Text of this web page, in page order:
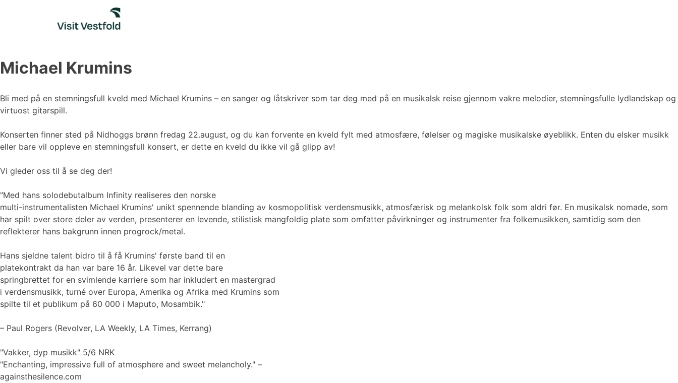
Michael Krumins
Bli med på en stemningsfull kveld med Michael Krumins – en sanger og låtskriver som tar deg med på en musikalsk reise gjennom vakre melodier, stemningsfulle lydlandskap og
virtuost gitarspill.
Konserten finner sted på Nidhoggs brønn fredag 22.august, og du kan forvente en kveld fylt med atmosfære, følelser og magiske musikalske øyeblikk. Enten du elsker musikk
eller bare vil oppleve en stemningsfull konsert, er dette en kveld du ikke vil gå glipp av!
Vi gleder oss til å se deg der!
"Med hans solodebutalbum Infinity realiseres den norske
multi-instrumentalisten Michael Krumins' unikt spennende blanding av kosmopolitisk verdensmusikk, atmosfærisk og melankolsk folk som aldri før. En musikalsk nomade, som
har spilt over store deler av verden, presenterer en levende, stilistisk mangfoldig plate som omfatter påvirkninger og instrumenter fra folkemusikken, samtidig som den
reflekterer hans bakgrunn innen progrock/metal.
Hans sjeldne talent bidro til å få Krumins' første band til en
platekontrakt da han var bare 16 år. Likevel var dette bare
springbrettet for en svimlende karriere som har inkludert en mastergrad
i verdensmusikk, turné over Europa, Amerika og Afrika med Krumins som
spilte til et publikum på 60 000 i Maputo, Mosambik."
– Paul Rogers (Revolver, LA Weekly, LA Times, Kerrang)
"Vakker, dyp musikk" 5/6 NRK
"Enchanting, impressive full of atmosphere and sweet melancholy." –
againsthesilence.com